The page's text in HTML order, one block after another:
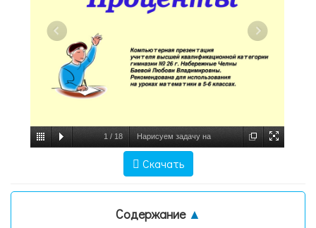
1 / 18 Нарисуем задачу на
Скачать
Содержание ▲